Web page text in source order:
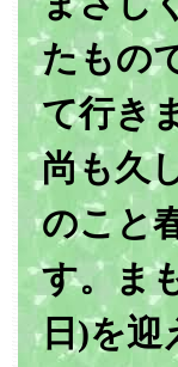
たもの
て行き
尚も久
のこと
す。ま
日)を迎